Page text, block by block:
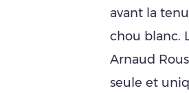
avant la
chou blanc.
Arnaud
seule et